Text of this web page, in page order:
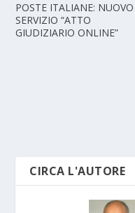
POSTE ITALIANE: NUOVO
SERVIZIO “ATTO
GIUDIZIARIO ONLINE”
CIRCA L'AUTORE